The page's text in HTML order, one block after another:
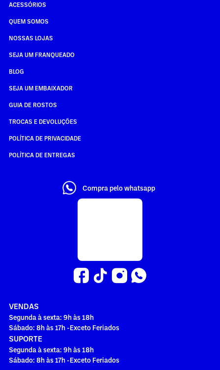
ACESSÓRIOS
QUEM SOMOS
NOSSAS LOJAS
SEJA UM FRANQUEADO
BLOG
SEJA UM EMBAIXADOR
GUIA DE ROSTOS
TROCAS E DEVOLUÇÕES
POLÍTICA DE PRIVACIDADE
POLÍTICA DE ENTREGAS
Compra pelo whatsapp
VENDAS
Segunda à sexta: 9h às 18h
Sábado: 8h às 17h -Exceto Feriados
SUPORTE
Segunda à sexta: 9h às 18h
Sábado: 8h às 17h -Exceto Feriados